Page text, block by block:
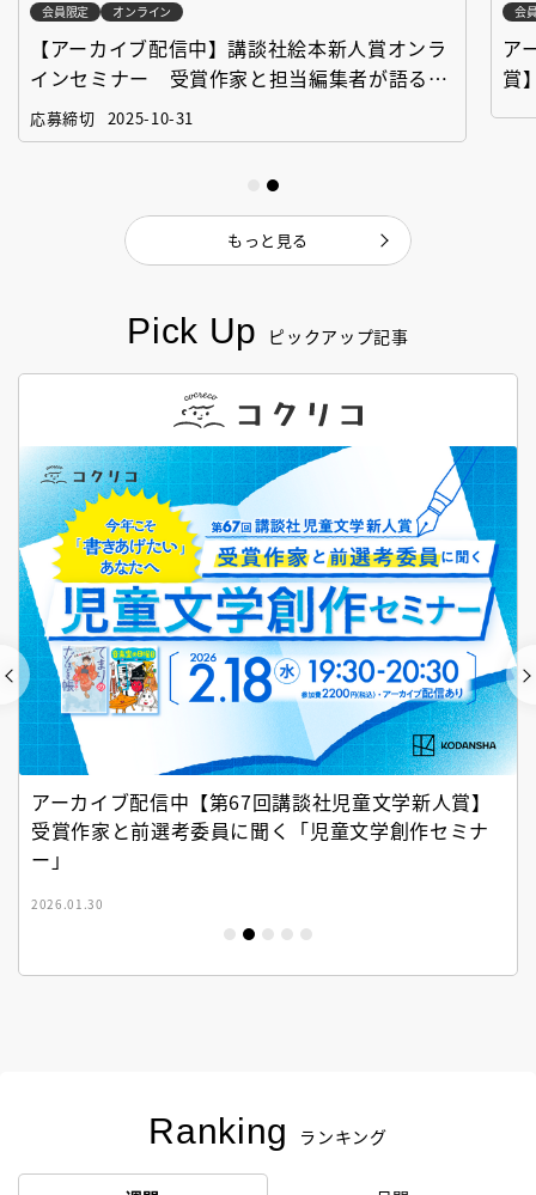
Pick Up ピックアップ記事
アーカイブ配信中【第67回講談社児童文学新人賞】
受賞作家と前選考委員に聞く「児童文学創作セミナ
ー」
2026.01.30
Ranking ランキング
会員限定 オンライン
【アーカイブ配信中】講談社絵本新人賞オンラ
インセミナー 受賞作家と担当編集者が語る
「絵本創作実践講座」
応募締切 2025-10-31
会
ア
賞
もっと見る